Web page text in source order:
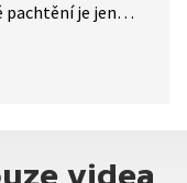
pachtění je jen
volně jako pták.
videa